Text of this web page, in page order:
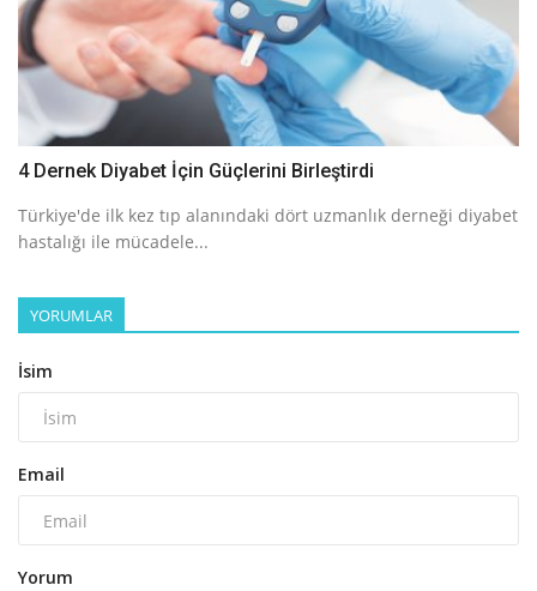
4 Dernek Diyabet İçin Güçlerini Birleştirdi
Türkiye'de ilk kez tıp alanındaki dört uzmanlık derneği diyabet
hastalığı ile mücadele...
YORUMLAR
İsim
Email
Yorum